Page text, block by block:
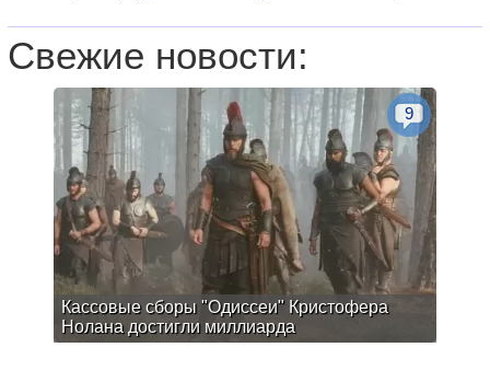
Свежие новости:
Кассовые сборы "Одиссеи" Кристофера
Нолана достигли миллиарда
9